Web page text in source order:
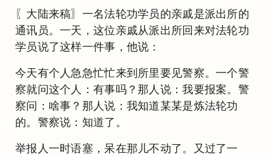
〖大陆来稿〗一名法轮功学员的亲戚是派出所的
通讯员。一天，这位亲戚从派出所回来对法轮功
学员说了这样一件事，他说：
今天有个人急急忙忙来到所里要见警察。一个警
察就问这个人：有事吗？那人说：我要报案。警
察问：啥事？那人说：我知道某某是炼法轮功
的。警察说：知道了。
举报人一时语塞，呆在那儿不动了。又过了一